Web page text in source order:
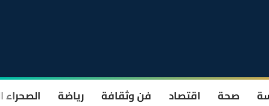
صحة اقتصاد فن وثقافة رياضة الصحراء